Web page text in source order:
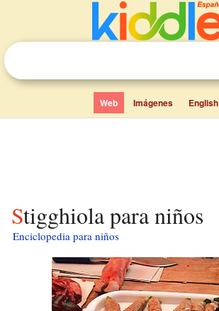
Web Imágenes English
Stigghiola para niños
Enciclopedia para niños